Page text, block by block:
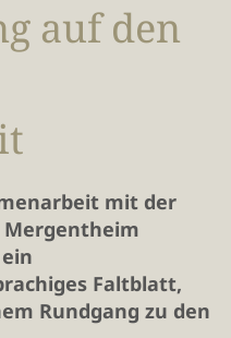
auf den
mit der
Mergentheim
Faltblatt,
Rundgang zu den